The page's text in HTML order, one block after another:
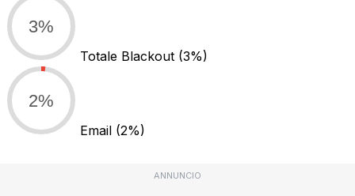
3%
Totale Blackout (3%)
2%
Email (2%)
ANNUNCIO